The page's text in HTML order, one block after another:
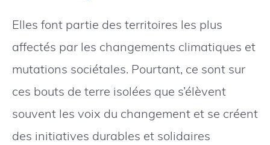
Elles font partie des territoires les plus
affectés par les changements climatiques et
mutations sociétales. Pourtant, ce sont sur
ces bouts de terre isolées que s’élèvent
souvent les voix du changement et se créent
des initiatives durables et solidaires